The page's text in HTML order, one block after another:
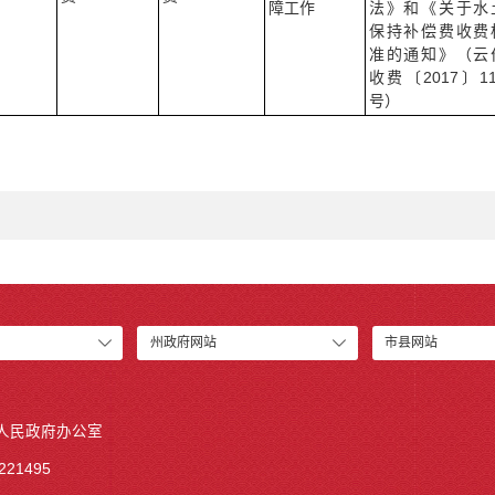
障工作
法》和《关于水
保持补偿费收费
准的通知》（云
收费〔2017〕
号）
州政府网站 市县网站
民政府办公室